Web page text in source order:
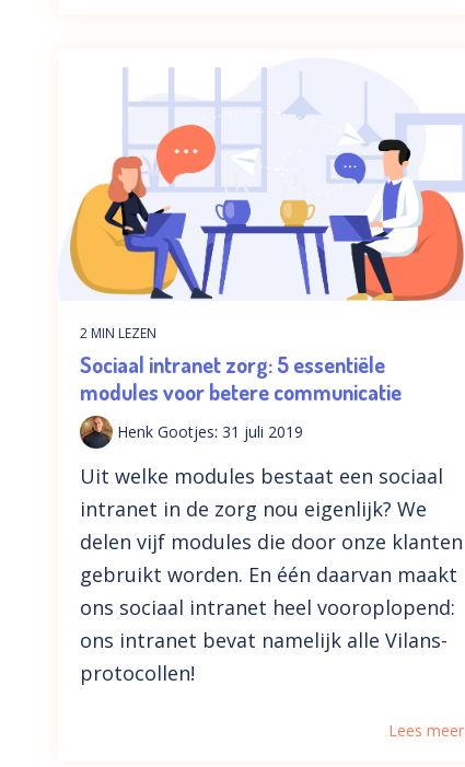
2 MIN LEZEN
Sociaal intranet zorg: 5 essentiële
modules voor betere communicatie
Henk Gootjes: 31 juli 2019
Uit welke modules bestaat een sociaal
intranet in de zorg nou eigenlijk? We
delen vijf modules die door onze klanten
gebruikt worden. En één daarvan maakt
ons sociaal intranet heel vooroplopend:
ons intranet bevat namelijk alle Vilans-
protocollen!
Lees meer